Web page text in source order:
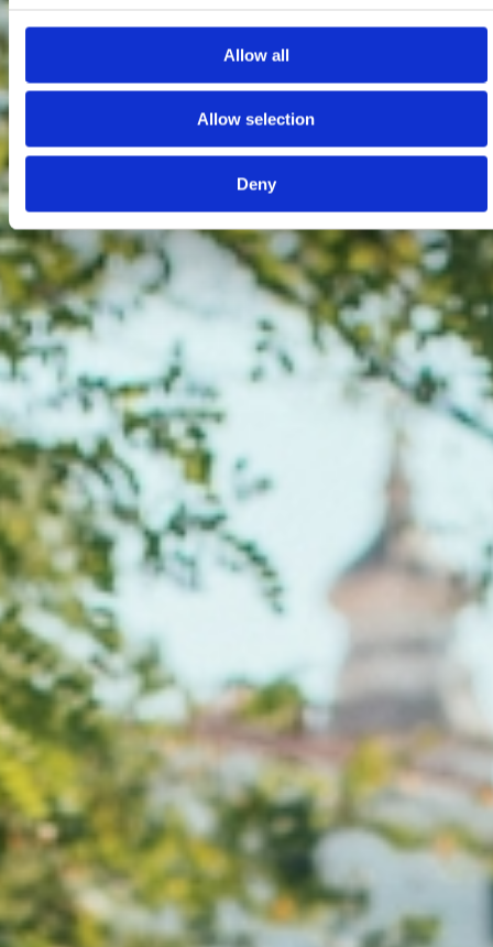
Allow all
Allow selection
Deny